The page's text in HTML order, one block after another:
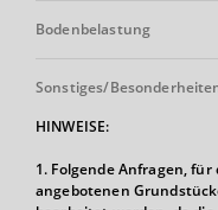
Bodenbelastung
Sonstiges/
HINWEISE:
1. Folgende Anfragen, für
angebotenen